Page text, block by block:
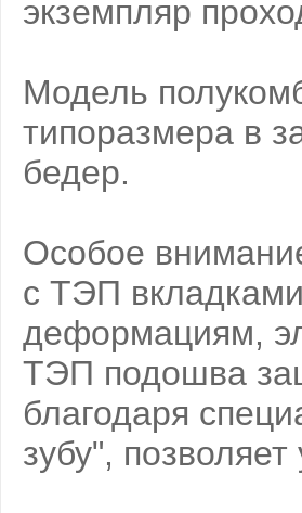
экземпляр
Модель
типоразмера в
бедер.
Особое
с ТЭП
деформациям,
ТЭП подошва
благодаря
зубу",